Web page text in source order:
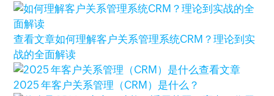
查看文章如何理解客户关系管理系统CRM？理论到实
战的全面解读
查看文章
2025 年客户关系管理（CRM）是什么？